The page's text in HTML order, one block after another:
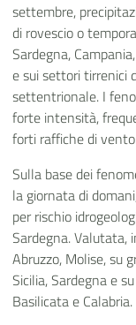
settembre,
di rovescio o
Sardegna,
e sui settori tirrenici
settentrionale. I
forte intensità,
forti raffiche di
Sulla base dei
la giornata di
per rischio
Sardegna. Valutata,
Abruzzo, Molise, su
Sicilia, Sardegna e
Basilicata e Calabria.